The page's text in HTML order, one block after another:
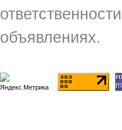
объявлениях.